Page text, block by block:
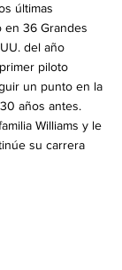
últimas
en 36 Grandes
del año
piloto
un punto en la
años antes.
Williams y le
su carrera